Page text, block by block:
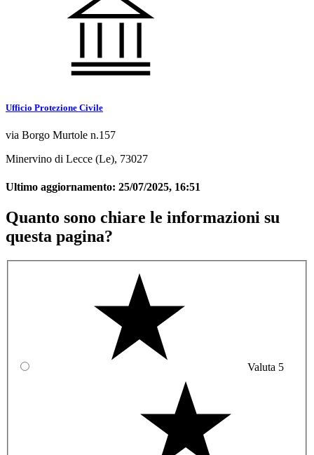
Ufficio Protezione Civile
via Borgo Murtole n.157
Minervino di Lecce (Le), 73027
Ultimo aggiornamento: 25/07/2025, 16:51
Quanto sono chiare le informazioni su
questa pagina?
Valuta 5